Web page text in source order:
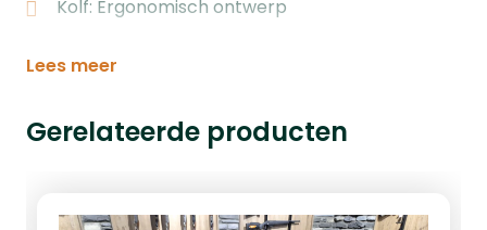
Kolf: Ergonomisch ontwerp
Lees meer
Gerelateerde producten